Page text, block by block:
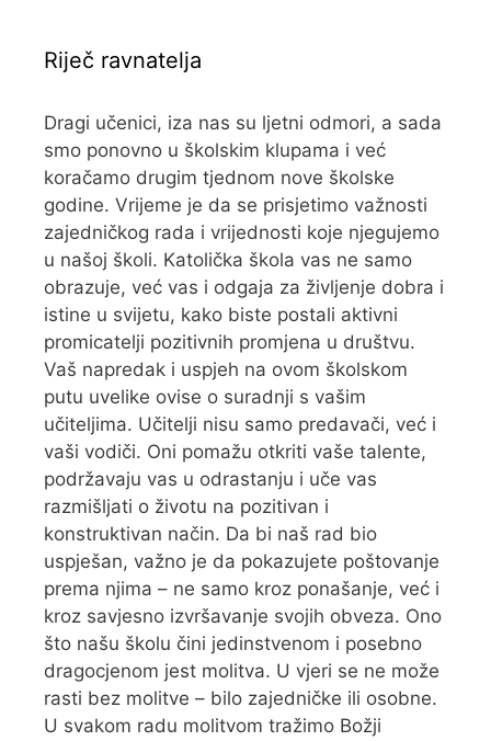
Riječ ravnatelja
Dragi učenici, iza nas su ljetni odmori, a sada
smo ponovno u školskim klupama i već
koračamo drugim tjednom nove školske
godine. Vrijeme je da se prisjetimo važnosti
zajedničkog rada i vrijednosti koje njegujemo
u našoj školi. Katolička škola vas ne samo
obrazuje, već vas i odgaja za življenje dobra i
istine u svijetu, kako biste postali aktivni
promicatelji pozitivnih promjena u društvu.
Vaš napredak i uspjeh na ovom školskom
putu uvelike ovise o suradnji s vašim
učiteljima. Učitelji nisu samo predavači, već i
vaši vodiči. Oni pomažu otkriti vaše talente,
podržavaju vas u odrastanju i uče vas
razmišljati o životu na pozitivan i
konstruktivan način. Da bi naš rad bio
uspješan, važno je da pokazujete poštovanje
prema njima – ne samo kroz ponašanje, već i
kroz savjesno izvršavanje svojih obveza. Ono
što našu školu čini jedinstvenom i posebno
dragocjenom jest molitva. U vjeri se ne može
rasti bez molitve – bilo zajedničke ili osobne.
U svakom radu molitvom tražimo Božji